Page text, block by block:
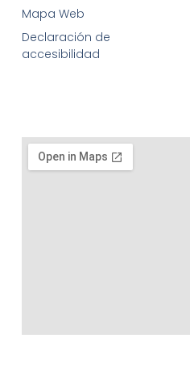
Mapa Web
Declaración de
accesibilidad